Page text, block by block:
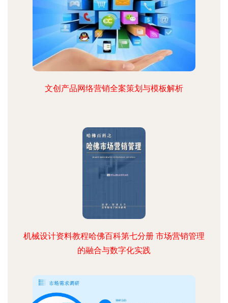
文创产品网络营销全案策划与模板解析
机械设计资料教程哈佛百科第七分册 市场营销管理
的融合与数字化实践